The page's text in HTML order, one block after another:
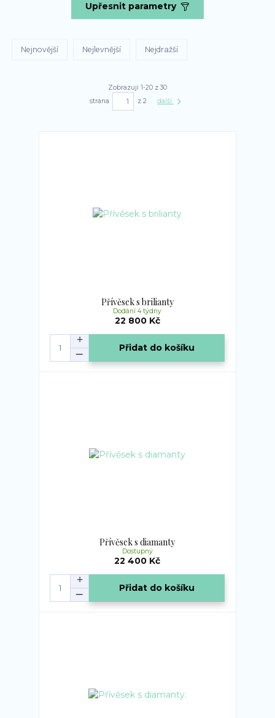
Upřesnit parametry
Nejnovější Nejlevnější Nejdražší
Zobrazuji 1-20 z 30
strana
z 2 další
Přívěsek s brilianty
22 800 Kč
Dodání 4 týdny
Přidat do košíku
Přívěsek s diamanty
22 400 Kč
Dostupný
Přidat do košíku